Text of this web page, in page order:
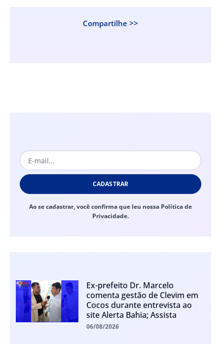
Compartilhe >>
CADASTRAR
Ao se cadastrar, você confirma que leu nossa Política de
Privacidade.
Ex-prefeito Dr. Marcelo
comenta gestão de Clevim em
Cocos durante entrevista ao
site Alerta Bahia; Assista
06/08/2026